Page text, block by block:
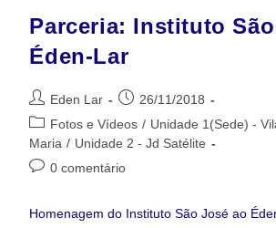
Parceria: Instituto
Éden-Lar
Eden Lar
26/11/2018
Fotos e Vídeos / Unidade 1(Sede) -
Maria / Unidade 2 - Jd Satélite
0 comentário
Homenagem do Instituto São José ao